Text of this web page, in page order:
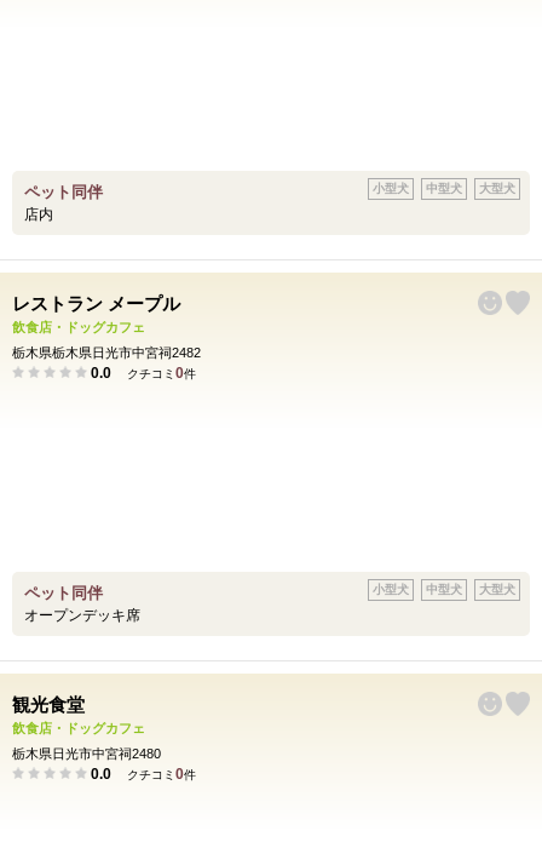
ペット同伴
店内
小型犬 中型犬 大型犬
レストラン メープル
飲食店・ドッグカフェ
栃木県栃木県日光市中宮祠2482
0.0 クチコミ 0件
ペット同伴
オープンデッキ席
小型犬 中型犬 大型犬
観光食堂
飲食店・ドッグカフェ
栃木県日光市中宮祠2480
0.0 クチコミ 0件